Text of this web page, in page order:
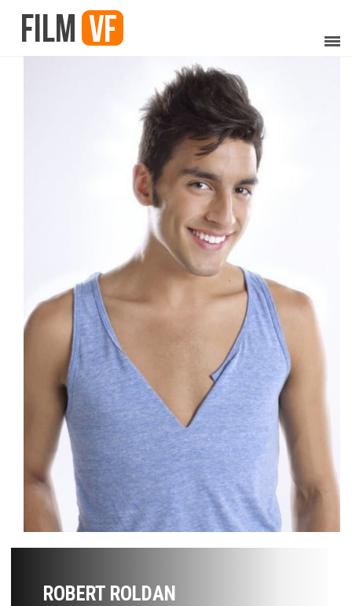
ROBERT ROLDAN